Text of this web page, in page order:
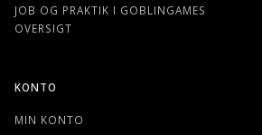
JOB OG PRAKTIK I GOBLINGAMES
OVERSIGT
KONTO
MIN KONTO